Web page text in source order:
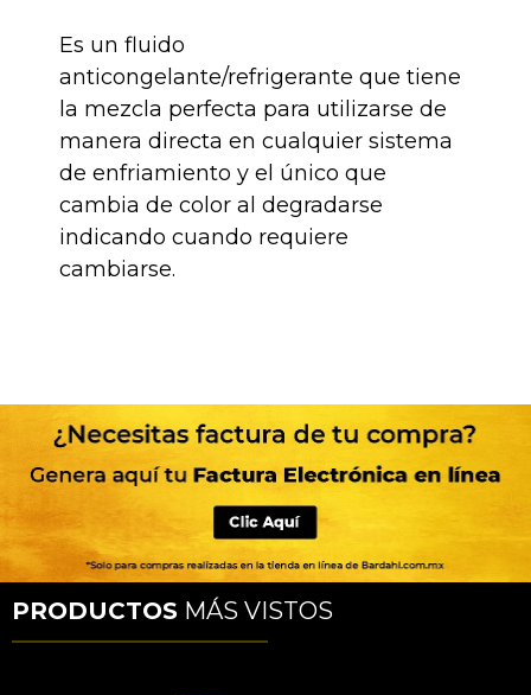
Es un fluido
anticongelante/refrigerante que tiene
la mezcla perfecta para utilizarse de
manera directa en cualquier sistema
de enfriamiento y el único que
cambia de color al degradarse
indicando cuando requiere
cambiarse.
PRODUCTOS MÁS VISTOS